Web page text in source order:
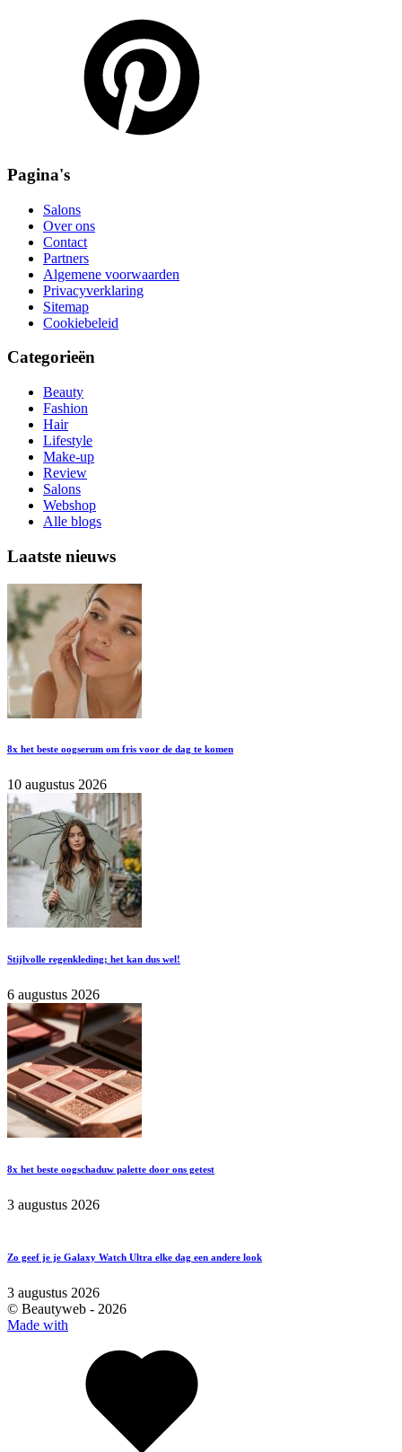
Pagina's
Salons
Over ons
Contact
Partners
Algemene voorwaarden
Privacyverklaring
Sitemap
Cookiebeleid
Categorieën
Beauty
Fashion
Hair
Lifestyle
Make-up
Review
Salons
Webshop
Alle blogs
Laatste nieuws
8x het beste oogserum om fris voor de dag te komen
10 augustus 2026
Stijlvolle regenkleding; het kan dus wel!
6 augustus 2026
8x het beste oogschaduw palette door ons getest
3 augustus 2026
Zo geef je je Galaxy Watch Ultra elke dag een andere look
3 augustus 2026
© Beautyweb - 2026
Made with